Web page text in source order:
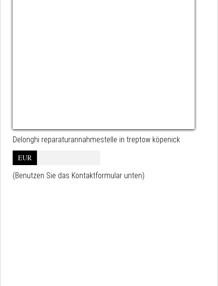
Delonghi reparaturannahmestelle in treptow köpenick
EUR
(Benutzen Sie das Kontaktformular unten)